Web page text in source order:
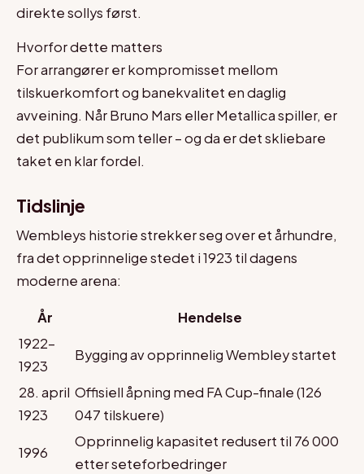
direkte sollys først.
Hvorfor dette matters
For arrangører er kompromisset mellom
tilskuerkomfort og banekvalitet en daglig
avveining. Når Bruno Mars eller Metallica spiller, er
det publikum som teller – og da er det skliebare
taket en klar fordel.
Tidslinje
Wembleys historie strekker seg over et århundre,
fra det opprinnelige stedet i 1923 til dagens
moderne arena:
År
Hendelse
1922–
1923
Bygging av opprinnelig Wembley startet
28. april
1923
Offisiell åpning med FA Cup-finale (126
047 tilskuere)
1996
Opprinnelig kapasitet redusert til 76 000
etter seteforbedringer